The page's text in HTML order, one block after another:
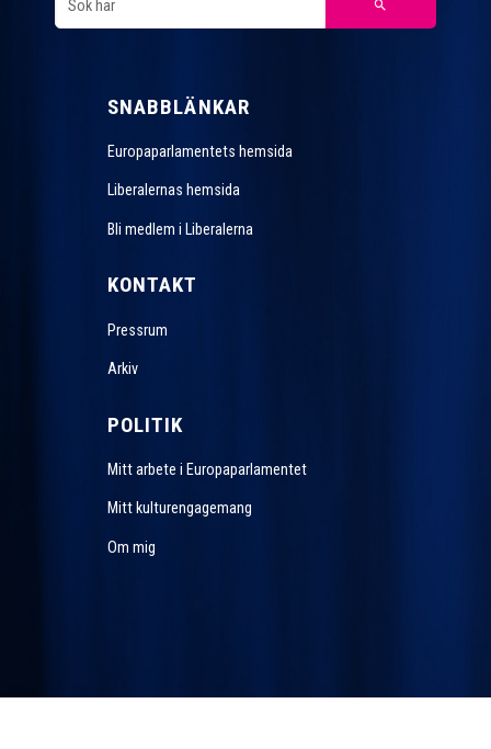
SNABBLÄNKAR
Europaparlamentets hemsida
Liberalernas hemsida
Bli medlem i Liberalerna
KONTAKT
Pressrum
Arkiv
POLITIK
Mitt arbete i Europaparlamentet
Mitt kulturengagemang
Om mig